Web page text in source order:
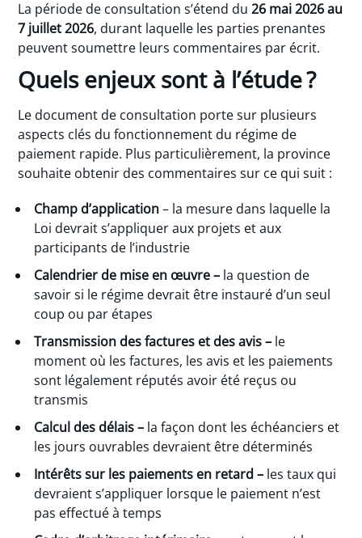
La période de consultation s’étend du26 mai 2026 au
7 juillet 2026, durant laquelle les parties prenantes
peuvent soumettre leurs commentaires par écrit.
Quels enjeux sont à l’étude ?
Le document de consultation porte sur plusieurs
aspects clés du fonctionnement du régime de
paiement rapide. Plus particulièrement, la province
souhaite obtenir des commentaires sur ce qui suit :
Champ d’application– la mesure dans laquelle la
Loi devrait s’appliquer aux projets et aux
participants de l’industrie
Calendrier de mise en œuvre – la question de
savoir si le régime devrait être instauré d’un seul
coup ou par étapes
Transmission des factures et des avis – le
moment où les factures, les avis et les paiements
sont légalement réputés avoir été reçus ou
transmis
Calcul des délais – la façon dont les échéanciers et
les jours ouvrables devraient être déterminés
Intérêts sur les paiements en retard – les taux qui
devraient s’appliquer lorsque le paiement n’est
pas effectué à temps